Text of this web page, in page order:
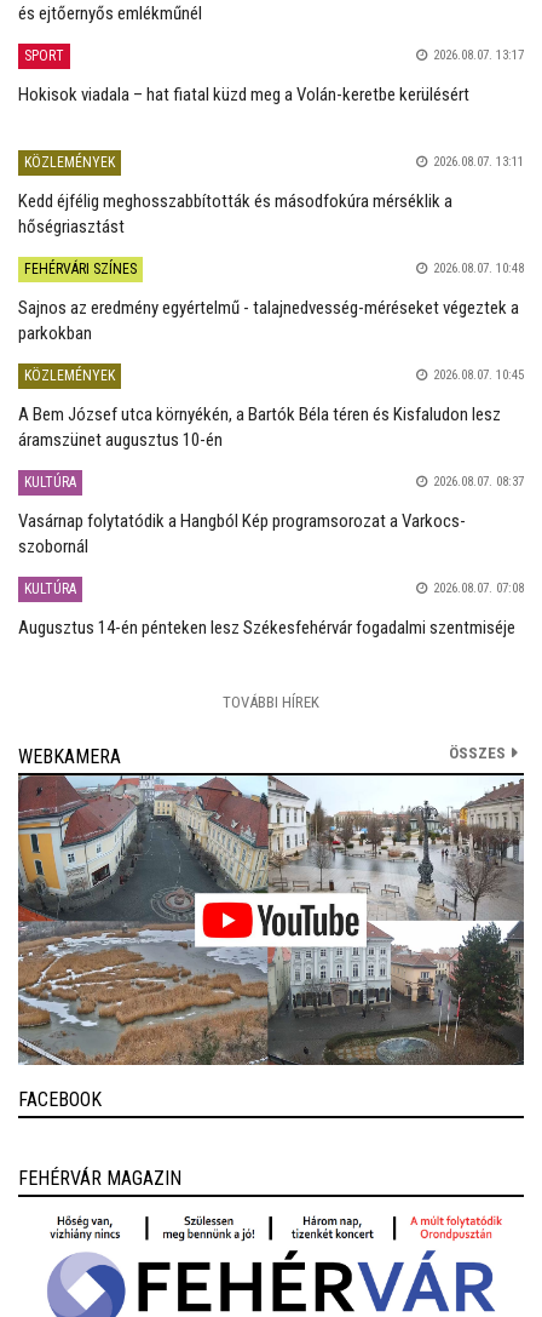
és ejtőernyős emlékműnél
SPORT 2026.08.07. 13:17
Hokisok viadala – hat fiatal küzd meg a Volán-keretbe kerülésért
KÖZLEMÉNYEK 2026.08.07. 13:11
Kedd éjfélig meghosszabbították és másodfokúra mérséklik a
hőségriasztást
FEHÉRVÁRI SZÍNES 2026.08.07. 10:48
Sajnos az eredmény egyértelmű - talajnedvesség-méréseket végeztek a
parkokban
KÖZLEMÉNYEK 2026.08.07. 10:45
A Bem József utca környékén, a Bartók Béla téren és Kisfaludon lesz
áramszünet augusztus 10-én
KULTÚRA 2026.08.07. 08:37
Vasárnap folytatódik a Hangból Kép programsorozat a Varkocs-
szobornál
KULTÚRA 2026.08.07. 07:08
Augusztus 14-én pénteken lesz Székesfehérvár fogadalmi szentmiséje
TOVÁBBI HÍREK
WEBKAMERA ÖSSZES
FACEBOOK
FEHÉRVÁR MAGAZIN